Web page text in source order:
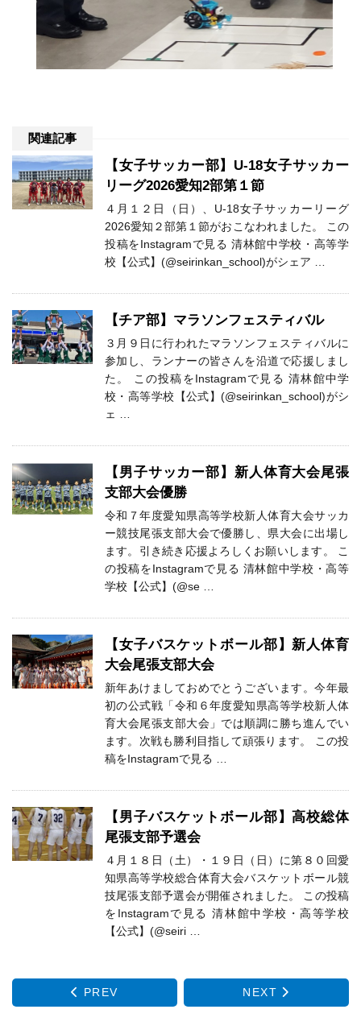
関連記事
【女子サッカー部】U-18女子サッカー
リーグ2026愛知2部第１節
４月１２日（日）、U-18女子サッカーリーグ
2026愛知２部第１節がおこなわれました。 この
投稿をInstagramで見る 清林館中学校・高等学
校【公式】(@seirinkan_school)がシェア …
【チア部】マラソンフェスティバル
３月９日に行われたマラソンフェスティバルに
参加し、ランナーの皆さんを沿道で応援しまし
た。 この投稿をInstagramで見る 清林館中学
校・高等学校【公式】(@seirinkan_school)がシ
ェ …
【男子サッカー部】新人体育大会尾張
支部大会優勝
令和７年度愛知県高等学校新人体育大会サッカ
ー競技尾張支部大会で優勝し、県大会に出場し
ます。引き続き応援よろしくお願いします。 こ
の投稿をInstagramで見る 清林館中学校・高等
学校【公式】(@se …
【女子バスケットボール部】新人体育
大会尾張支部大会
新年あけましておめでとうございます。今年最
初の公式戦「令和６年度愛知県高等学校新人体
育大会尾張支部大会」では順調に勝ち進んでい
ます。次戦も勝利目指して頑張ります。 この投
稿をInstagramで見る …
【男子バスケットボール部】高校総体
尾張支部予選会
４月１８日（土）・１９日（日）に第８０回愛
知県高等学校総合体育大会バスケットボール競
技尾張支部予選会が開催されました。 この投稿
をInstagramで見る 清林館中学校・高等学校
【公式】(@seiri …
PREV NEXT